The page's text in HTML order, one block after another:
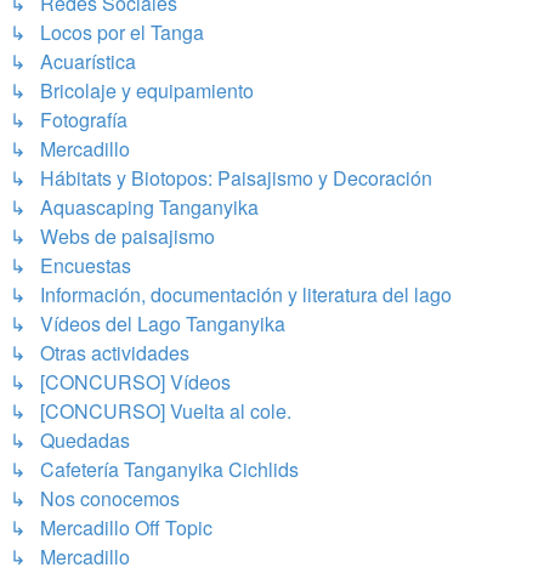
↳ Locos por el Tanga
↳ Acuarística
↳ Bricolaje y equipamiento
↳ Fotografía
↳ Mercadillo
↳ Hábitats y Biotopos: Paisajismo y Decoración
↳ Aquascaping Tanganyika
↳ Webs de paisajismo
↳ Encuestas
↳ Información, documentación y literatura del lago
↳ Vídeos del Lago Tanganyika
↳ Otras actividades
↳ [CONCURSO] Vídeos
↳ [CONCURSO] Vuelta al cole.
↳ Quedadas
↳ Cafetería Tanganyika Cichlids
↳ Nos conocemos
↳ Mercadillo Off Topic
↳ Mercadillo